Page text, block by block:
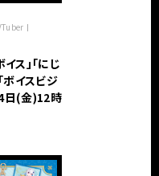
ス」「にじ
ボイスビジ
日(金)12時